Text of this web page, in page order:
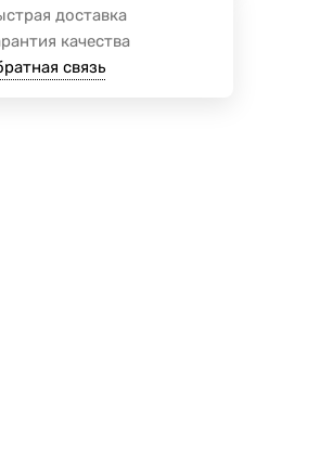
доставка
качества
связь